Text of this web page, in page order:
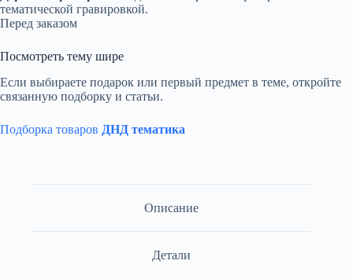
тематической гравировкой.
Перед заказом
Посмотреть тему шире
Если выбираете подарок или первый предмет в теме, откройте
связанную подборку и статьи.
Подборка товаров ДНД тематика
Описание
Детали